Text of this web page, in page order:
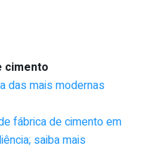
cimento
das mais modernas
fábrica de cimento em
saiba mais